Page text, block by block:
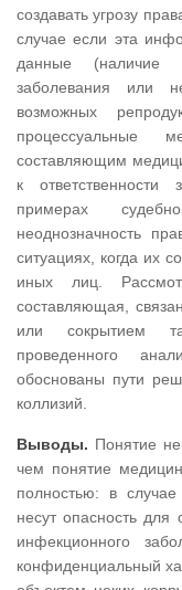
создавать угрозу
случае если эта
данные (наличие
заболевания или
возможных
процессуальные
составляющим
к
примерах
неоднозначность
ситуациях, когда их
иных лиц.
составляющая,
или сокрытием
проведенного
обоснованы пути
коллизий.
Выводы. Понятие
чем понятие
полностью: в
несут опасность
инфекционного
конфиденциальный